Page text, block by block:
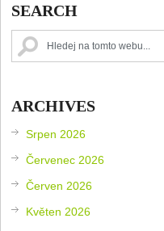
SEARCH
ARCHIVES
Srpen 2026
Červenec 2026
Červen 2026
Květen 2026